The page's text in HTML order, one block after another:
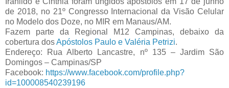
de 2018, no 21º Congresso Internacional da Visão Celular
no Modelo dos Doze, no MIR em Manaus/AM.
Fazem parte da Regional M12 Campinas, debaixo da
cobertura dosApóstolos Paulo e Valéria Petrizi.
Endereço: Rua Alberto Lancastre, nº 135 – Jardim São
Domingos – Campinas/SP
Facebook: https://www.facebook.com/profile.php?
id=100008540239196